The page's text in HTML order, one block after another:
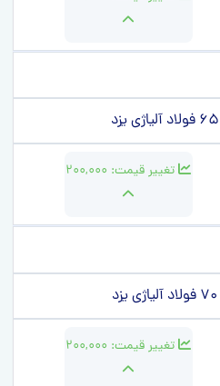
تغییر قیمت: 200,000
تغییر قیمت: 200,000